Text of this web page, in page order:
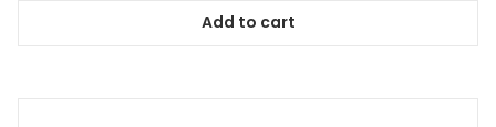
Add to cart